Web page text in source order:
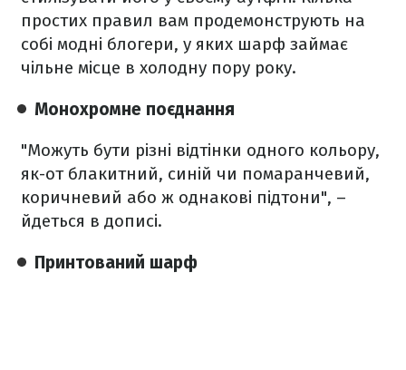
простих правил вам продемонструють на
собі модні блогери, у яких шарф займає
чільне місце в холодну пору року.
Монохромне поєднання
"Можуть бути різні відтінки одного кольору,
як-от блакитний, синій чи помаранчевий,
коричневий або ж однакові підтони", –
йдеться в дописі.
Принтований шарф